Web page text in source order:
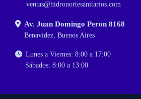
ventas@hidronortesanitarios.com
Av. Juan Domingo Peron 8168
Benavidez, Buenos Aires
Lunes a Viernes: 8:00 a 17:00
Sábados: 8:00 a 13:00